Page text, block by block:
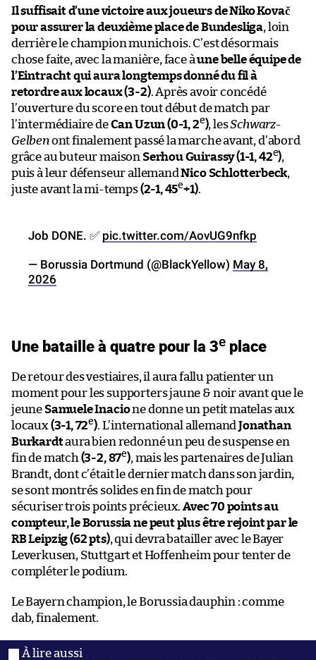
Il suffisait d’une victoire aux joueurs de Niko Kovač
pour assurer la deuxième place de Bundesliga, loin
derrière le champion munichois. C’est désormais
chose faite, avec la manière, face àune belle équipe de
l’Eintracht qui aura longtemps donné du fil à
retordre aux locaux (3-2). Après avoir concédé
l’ouverture du score en tout début de match par
l’intermédiaire deCan Uzun(0-1, 2e), lesSchwarz-
Gelbenont finalement passé la marche avant, d’abord
grâce au buteur maison Serhou Guirassy(1-1, 42e),
puis à leur défenseur allemandNico Schlotterbeck,
juste avant la mi-temps(2-1, 45e+1).
Job DONE. ✅ pic.twitter.com/AovUG9nfkp
— Borussia Dortmund (@BlackYellow) May 8,
2026
Une bataille à quatre pour la 3e place
De retour des vestiaires, il aura fallu patienter un
moment pour les supporters jaune & noir avant que le
jeune Samuele Inacione donne un petit matelas aux
locaux (3-1, 72e). L’international allemandJonathan
Burkardtaura bien redonné un peu de suspense en
fin de match (3-2, 87e), mais les partenaires de Julian
Brandt, dont c’était le dernier match dans son jardin,
se sont montrés solides en fin de match pour
sécuriser trois points précieux.Avec 70 points au
compteur, le Borussia ne peut plus être rejoint par le
RB Leipzig (62 pts), qui devra batailler avec le Bayer
Leverkusen, Stuttgart et Hoffenheim pour tenter de
compléter le podium.
Le Bayern champion, le Borussia dauphin : comme
dab, finalement.